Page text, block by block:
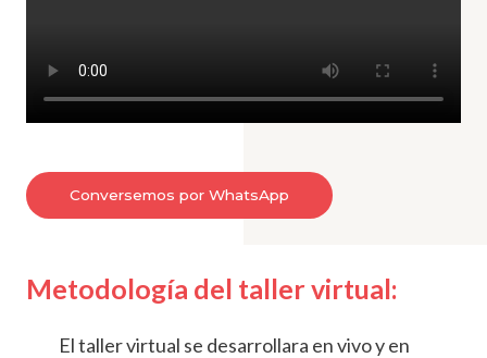
Metodología del taller virtual:
El taller virtual se desarrollara en vivo y en
Conversemos por WhatsApp